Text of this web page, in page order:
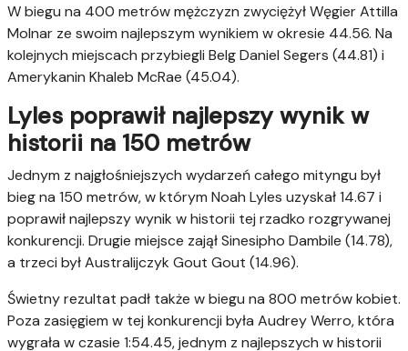
W biegu na 400 metrów mężczyzn zwyciężył Węgier Attilla
Molnar ze swoim najlepszym wynikiem w okresie 44.56. Na
kolejnych miejscach przybiegli Belg Daniel Segers (44.81) i
Amerykanin Khaleb McRae (45.04).
Lyles poprawił najlepszy wynik w
historii na 150 metrów
Jednym z najgłośniejszych wydarzeń całego mityngu był
bieg na 150 metrów, w którym Noah Lyles uzyskał 14.67 i
poprawił najlepszy wynik w historii tej rzadko rozgrywanej
konkurencji. Drugie miejsce zajął Sinesipho Dambile (14.78),
a trzeci był Australijczyk Gout Gout (14.96).
Świetny rezultat padł także w biegu na 800 metrów kobiet.
Poza zasięgiem w tej konkurencji była Audrey Werro, która
wygrała w czasie 1:54.45, jednym z najlepszych w historii